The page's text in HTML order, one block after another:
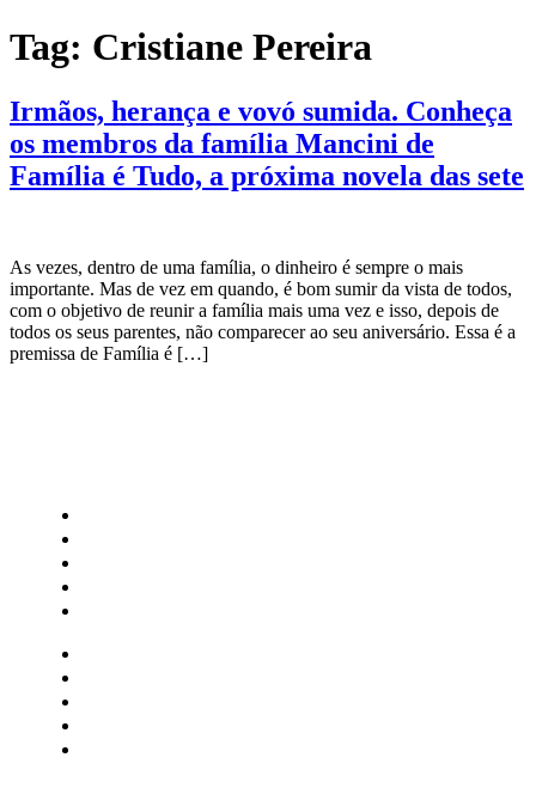
Tag: Cristiane Pereira
Irmãos, herança e vovó sumida. Conheça
os membros da família Mancini de
Família é Tudo, a próxima novela das sete
As vezes, dentro de uma família, o dinheiro é sempre o mais
importante. Mas de vez em quando, é bom sumir da vista de todos,
com o objetivo de reunir a família mais uma vez e isso, depois de
todos os seus parentes, não comparecer ao seu aniversário. Essa é a
premissa de Família é […]